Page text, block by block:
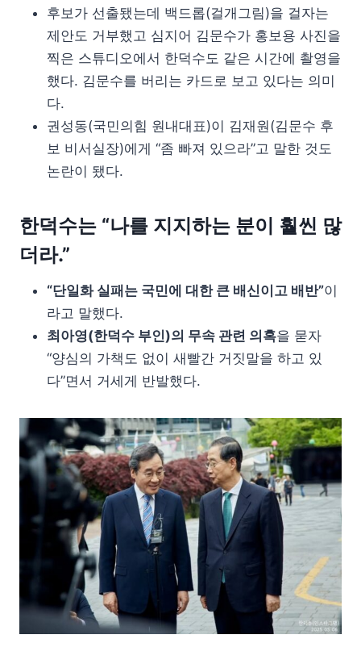
후보가 선출됐는데 백드롭(걸개그림)을 걸자는
제안도 거부했고 심지어 김문수가 홍보용 사진을
찍은 스튜디오에서 한덕수도 같은 시간에 촬영을
했다. 김문수를 버리는 카드로 보고 있다는 의미
다.
권성동(국민의힘 원내대표)이 김재원(김문수 후
보 비서실장)에게 “좀 빠져 있으라”고 말한 것도
논란이 됐다.
한덕수는 “나를 지지하는 분이 훨씬 많
더라.”
“단일화 실패는 국민에 대한 큰 배신이고 배반”이
라고 말했다.
최아영(한덕수 부인)의 무속 관련 의혹을 묻자
“양심의 가책도 없이 새빨간 거짓말을 하고 있
다”면서 거세게 반발했다.